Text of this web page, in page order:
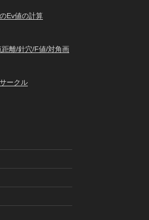
Ev値の計算
離/針穴/F値/対角画
ークル